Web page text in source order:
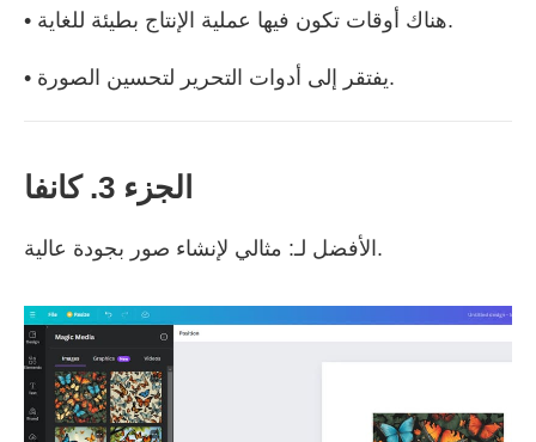
• هناك أوقات تكون فيها عملية الإنتاج بطيئة للغاية.
• يفتقر إلى أدوات التحرير لتحسين الصورة.
الجزء 3. كانفا
الأفضل لـ: مثالي لإنشاء صور بجودة عالية.